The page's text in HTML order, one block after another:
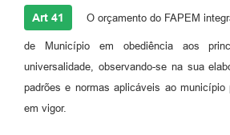
Art 41 O orçamento do FAPEM
de Município em obediência aos
universalidade, observando-se na sua
padrões e normas aplicáveis ao município
em vigor.